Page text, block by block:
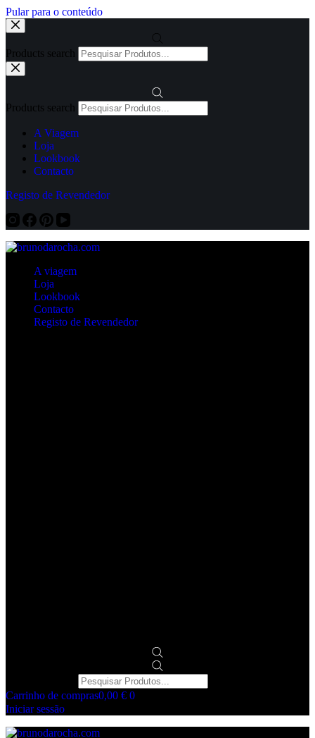
Pular para o conteúdo
Products search
Products search
A Viagem
Loja
Lookbook
Contacto
Registo de Revendedor
A viagem
Loja
Lookbook
Contacto
Registo de Revendedor
Carrinho de compras0,00 € 0
Iniciar sessão